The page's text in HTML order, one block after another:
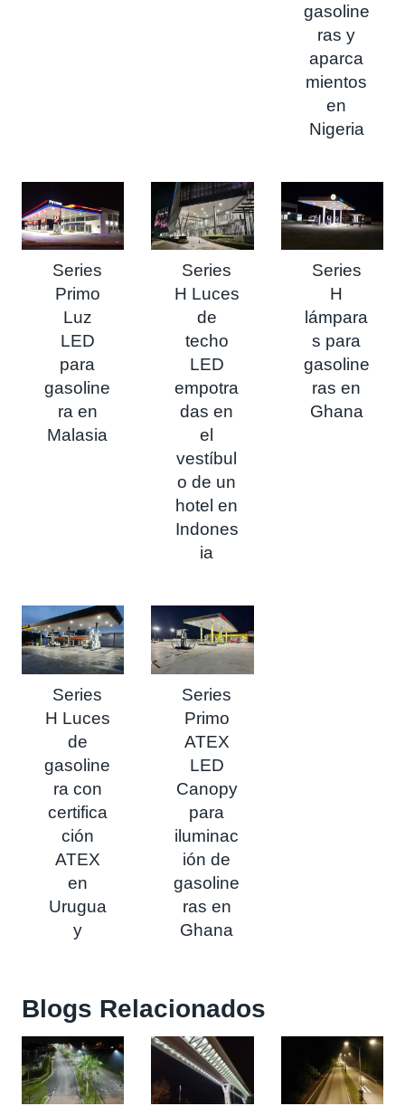
gasoline
ras y
aparca
mientos
en
Nigeria
Series
Primo
Luz
LED
para
gasoline
ra en
Malasia
Series
H Luces
de
techo
LED
empotra
das en
el
vestíbul
o de un
hotel en
Indones
ia
Series
H
lámpara
s para
gasoline
ras en
Ghana
Series
H Luces
de
gasoline
ra con
certifica
ción
ATEX
en
Urugua
y
Series
Primo
ATEX
LED
Canopy
para
iluminac
ión de
gasoline
ras en
Ghana
Blogs Relacionados